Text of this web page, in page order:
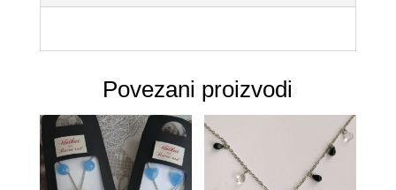
Povezani proizvodi